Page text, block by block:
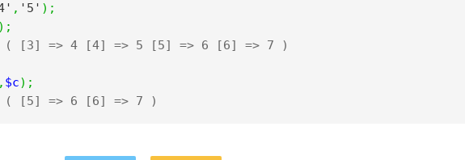
, '5' );
);
( [3] => 4 [4] => 5 [5] => 6 [6] => 7 )
, $c);
( [5] => 6 [6] => 7 )